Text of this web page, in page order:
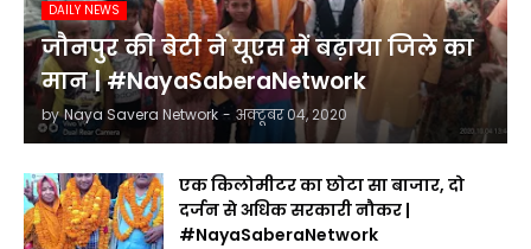
DAILY NEWS
जौनपुर की बेटी ने यूएस में बढ़ाया जिले का
मान | #NayaSaberaNetwork
by Naya Savera Network - अक्टूबर 04, 2020
एक किलोमीटर का छोटा सा बाजार, दो
दर्जन से अधिक सरकारी नौकर |
#NayaSaberaNetwork